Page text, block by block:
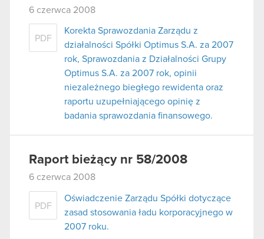
6 czerwca 2008
PDF
Korekta Sprawozdania Zarządu z
działalności Spółki Optimus S.A. za 2007
rok, Sprawozdania z Działalności Grupy
Optimus S.A. za 2007 rok, opinii
niezależnego biegłego rewidenta oraz
raportu uzupełniającego opinię z
badania sprawozdania finansowego.
Raport bieżący nr 58/2008
6 czerwca 2008
PDF
Oświadczenie Zarządu Spółki dotyczące
zasad stosowania ładu korporacyjnego w
2007 roku.